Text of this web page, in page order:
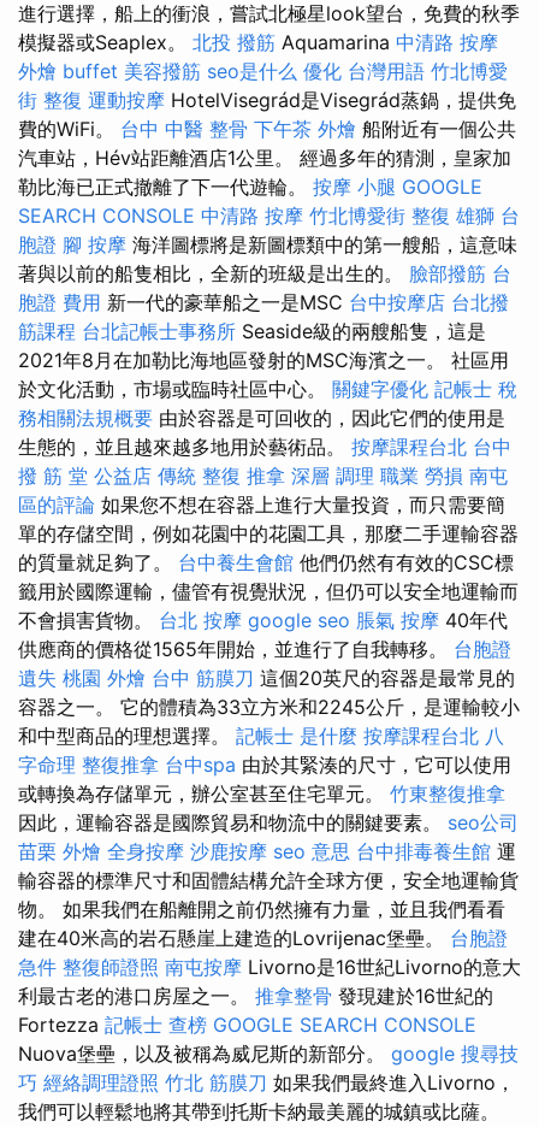
進行選擇，船上的衝浪，嘗試北極星look望台，免費的秋季
模擬器或Seaplex。 北投 撥筋 Aquamarina 中清路 按摩
外燴 buffet 美容撥筋 seo是什么 優化 台灣用語 竹北博愛
街 整復 運動按摩 HotelVisegrád是Visegrád蒸鍋，提供免
費的WiFi。 台中 中醫 整骨 下午茶 外燴 船附近有一個公共
汽車站，Hév站距離酒店1公里。 經過多年的猜測，皇家加
勒比海已正式撤離了下一代遊輪。 按摩 小腿 GOOGLE
SEARCH CONSOLE 中清路 按摩 竹北博愛街 整復 雄獅 台
胞證 腳 按摩 海洋圖標將是新圖標類中的第一艘船，這意味
著與以前的船隻相比，全新的班級是出生的。 臉部撥筋 台
胞證 費用 新一代的豪華船之一是MSC 台中按摩店 台北撥
筋課程 台北記帳士事務所 Seaside級的兩艘船隻，這是
2021年8月在加勒比海地區發射的MSC海濱之一。 社區用
於文化活動，市場或臨時社區中心。 關鍵字優化 記帳士 稅
務相關法規概要 由於容器是可回收的，因此它們的使用是
生態的，並且越來越多地用於藝術品。 按摩課程台北 台中
撥 筋 堂 公益店 傳統 整復 推拿 深層 調理 職業 勞損 南屯
區的評論 如果您不想在容器上進行大量投資，而只需要簡
單的存儲空間，例如花園中的花園工具，那麼二手運輸容器
的質量就足夠了。 台中養生會館 他們仍然有有效的CSC標
籤用於國際運輸，儘管有視覺狀況，但仍可以安全地運輸而
不會損害貨物。 台北 按摩 google seo 脹氣 按摩 40年代
供應商的價格從1565年開始，並進行了自我轉移。 台胞證
遺失 桃園 外燴 台中 筋膜刀 這個20英尺的容器是最常見的
容器之一。 它的體積為33立方米和2245公斤，是運輸較小
和中型商品的理想選擇。 記帳士 是什麼 按摩課程台北 八
字命理 整復推拿 台中spa 由於其緊湊的尺寸，它可以使用
或轉換為存儲單元，辦公室甚至住宅單元。 竹東整復推拿
因此，運輸容器是國際貿易和物流中的關鍵要素。 seo公司
苗栗 外燴 全身按摩 沙鹿按摩 seo 意思 台中排毒養生館 運
輸容器的標準尺寸和固體結構允許全球方便，安全地運輸貨
物。 如果我們在船離開之前仍然擁有力量，並且我們看看
建在40米高的岩石懸崖上建造的Lovrijenac堡壘。 台胞證
急件 整復師證照 南屯按摩 Livorno是16世紀Livorno的意大
利最古老的港口房屋之一。 推拿整骨 發現建於16世紀的
Fortezza 記帳士 查榜 GOOGLE SEARCH CONSOLE
Nuova堡壘，以及被稱為威尼斯的新部分。 google 搜尋技
巧 經絡調理證照 竹北 筋膜刀 如果我們最終進入Livorno，
我們可以輕鬆地將其帶到托斯卡納最美麗的城鎮或比薩。